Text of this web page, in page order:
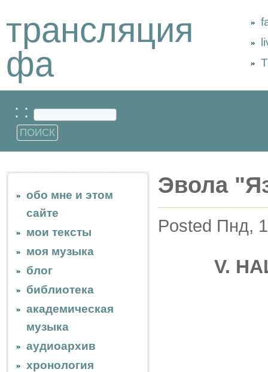
трансляция
фа
: :
обо мне и этом
сайте
мои тексты
моя музыка
блог
библиотека
академическая
музыка
аудиоархив
хронология
Эвола
Posted Пнд,
V.